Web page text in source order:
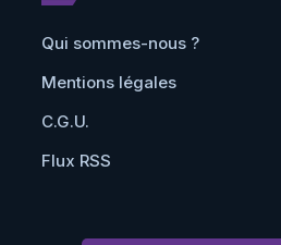
Qui sommes-nous ?
Mentions légales
C.G.U.
Flux RSS